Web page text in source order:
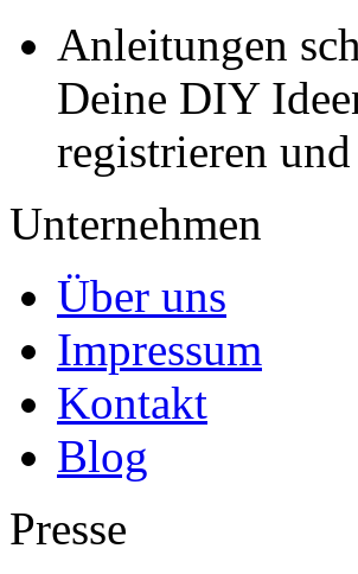
Anleitungen
Deine DIY
registrieren
Unternehmen
Über uns
Impressum
Kontakt
Blog
Presse